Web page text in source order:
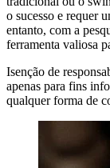
o sucesso e requer
entanto, com a
ferramenta valiosa
Isenção de
apenas para fins
qualquer forma de